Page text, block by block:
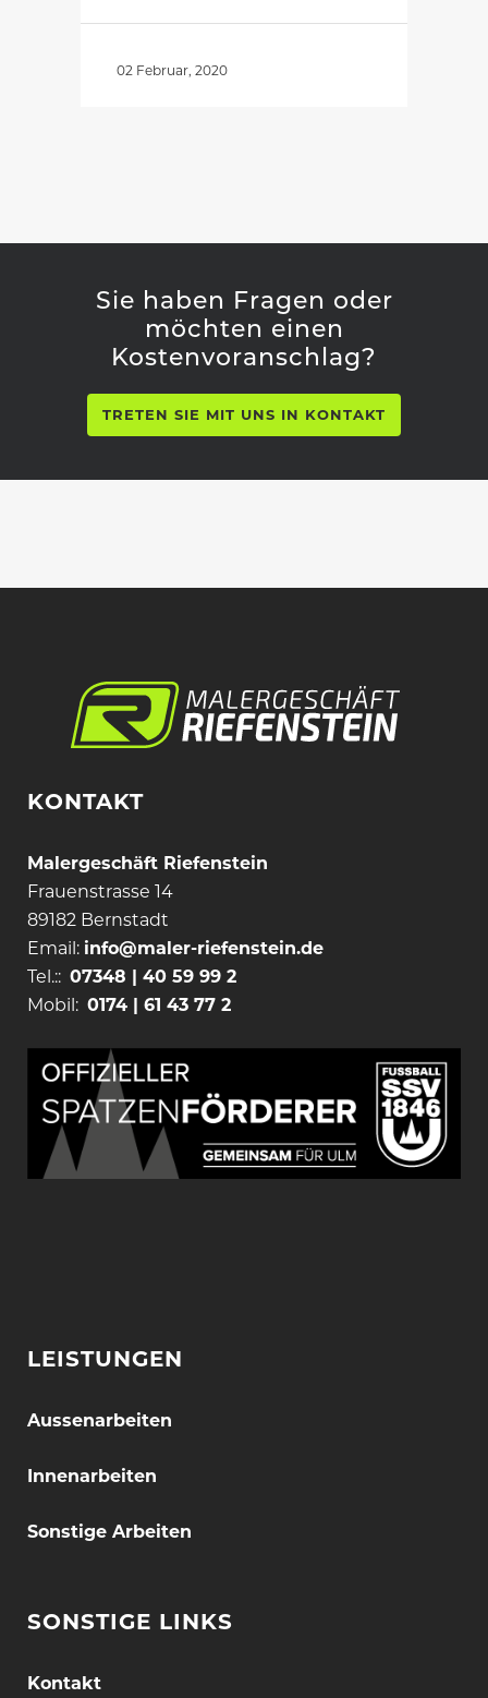
02 Februar, 2020
Sie haben Fragen oder
möchten einen
Kostenvoranschlag?
TRETEN SIE MIT UNS IN KONTAKT
KONTAKT
Malergeschäft Riefenstein
Frauenstrasse 14
89182 Bernstadt
Email: info@maler-riefenstein.de
Tel.:: 07348 | 40 59 99 2
Mobil: 0174 | 61 43 77 2
LEISTUNGEN
Aussenarbeiten
Innenarbeiten
Sonstige Arbeiten
SONSTIGE LINKS
Kontakt